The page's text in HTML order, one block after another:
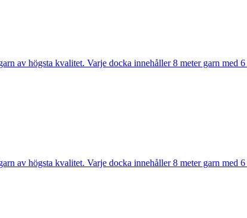
av högsta kvalitet. Varje docka innehåller 8 meter garn med
av högsta kvalitet. Varje docka innehåller 8 meter garn med